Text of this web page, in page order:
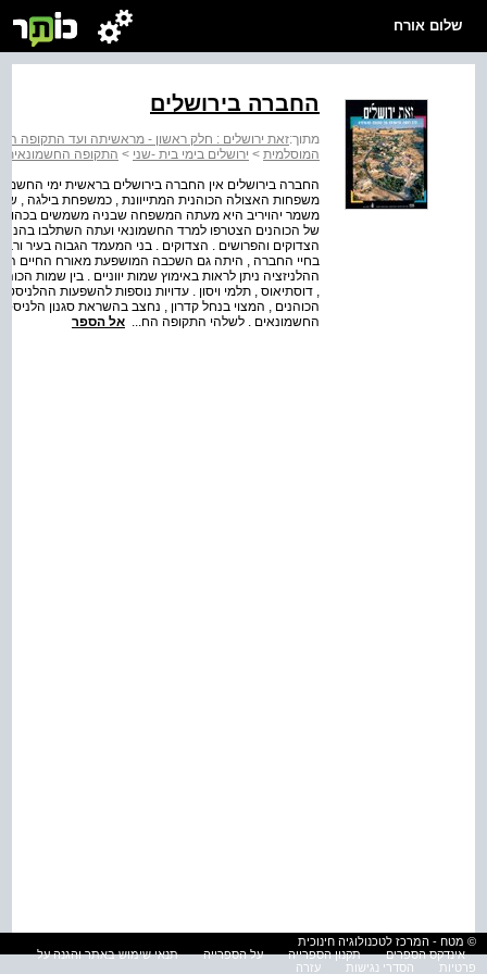
שלום אורח
החברה בירושלים
מתוך:זאת ירושלים : חלק ראשון - מראשיתה ועד התקופה
המוסלמית > ירושלים בימי בית -שני > התקופה החשמונאית
החברה בירושלים אין החברה בירושלים בראשית ימי
משפחות האצולה הכוהנית המתייוונת , כמשפחת בילגה ,
משמר יהויריב היא מעתה המשפחה שבניה משמשים
של הכוהנים הצטרפו למרד החשמונאי ועתה השתלבו
הצדוקים והפרושים . הצדוקים . בני המעמד הגבוה בעיר
בחיי החברה , היתה גם השכבה המושפעת מאורח החיים
ההלניזציה ניתן לראות באימוץ שמות יווניים . בין שמות
, דוסתיאוס , תלמי ויסון . עדויות נוספות להשפעות
הכוהנים , המצוי בנחל קדרון , נחצב בהשראת סגנון
החשמונאים . לשלהי התקופה הח... אל הספר
© מטח - המרכז לטכנולוגיה חינוכית
אינדקס הספרים
תקנון הספרייה על הספרייה
תנאי שימוש באתר והגנה על
פרטיות
הסדרי נגישות עזרה